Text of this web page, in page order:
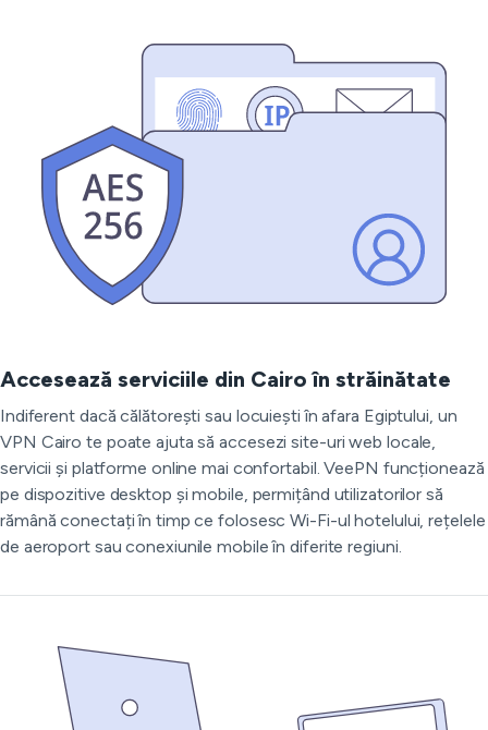
Accesează serviciile din Cairo în străinătate
Indiferent dacă călătorești sau locuiești în afara Egiptului, un
VPN Cairo te poate ajuta să accesezi site-uri web locale,
servicii și platforme online mai confortabil. VeePN funcționează
pe dispozitive desktop și mobile, permițând utilizatorilor să
rămână conectați în timp ce folosesc Wi-Fi-ul hotelului, rețelele
de aeroport sau conexiunile mobile în diferite regiuni.